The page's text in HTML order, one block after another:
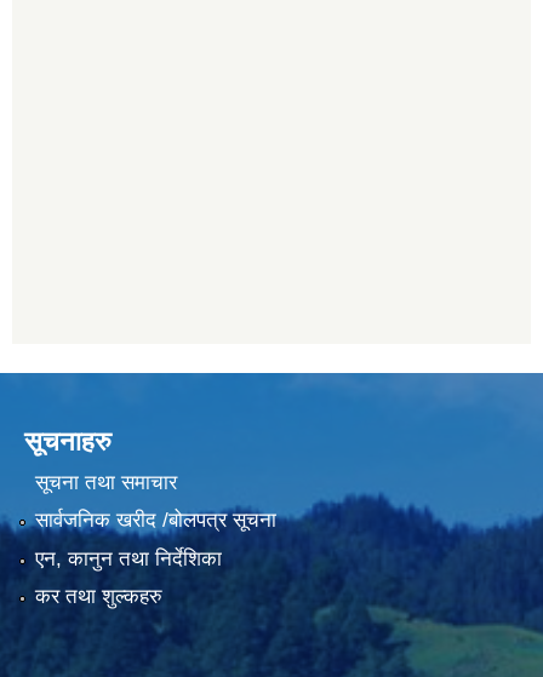
सूचनाहरु
सूचना तथा समाचार
सार्वजनिक खरीद /बोलपत्र सूचना
एन, कानुन तथा निर्देशिका
कर तथा शुल्कहरु